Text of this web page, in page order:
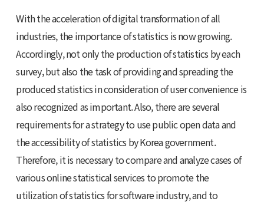
With the acceleration of digital transformation of all
industries, the importance of statistics is now growing.
Accordingly, not only the production of statistics by each
survey, but also the task of providing and spreading the
produced statistics in consideration of user convenience is
also recognized as important. Also, there are several
requirements for a strategy to use public open data and
the accessibility of statistics by Korea government.
Therefore, it is necessary to compare and analyze cases of
various online statistical services to promote the
utilization of statistics for software industry, and to